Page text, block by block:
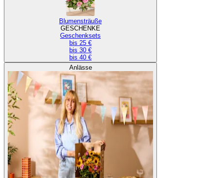
Blumensträuße
GESCHENKE
Geschenksets
bis 25 €
bis 30 €
bis 40 €
Anlässe